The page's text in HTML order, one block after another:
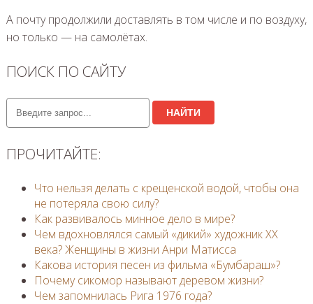
А почту продолжили доставлять в том числе и по воздуху,
но только — на самолётах.
ПОИСК ПО САЙТУ
НАЙТИ
ПРОЧИТАЙТЕ:
Что нельзя делать с крещенской водой, чтобы она
не потеряла свою силу?
Как развивалось минное дело в мире?
Чем вдохновлялся самый «дикий» художник ХХ
века? Женщины в жизни Анри Матисса
Какова история песен из фильма «Бумбараш»?
Почему сикомор называют деревом жизни?
Чем запомнилась Рига 1976 года?